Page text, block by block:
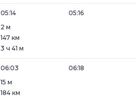
05:14
2 м
05:16
147 км
3 ч 41 м
06:03
15 м
06:18
184 км